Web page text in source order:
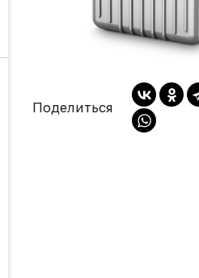
Поделиться